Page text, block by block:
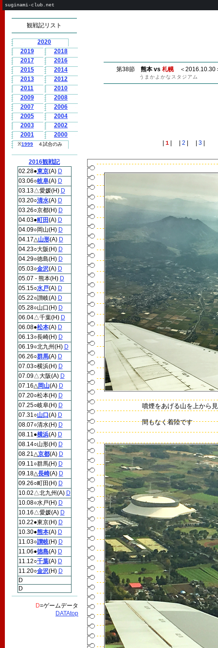
suginami-club.net
観戦記リスト
2020
2019
2018
2017
2016
2015
2014
2013
2012
2011
2010
2009
2008
2007
2006
2005
2004
2003
2002
2001
2000
※1999 ４試合のみ
2016観戦記
02.28●東京(A) D
03.06○岐阜(A) D
03.13△愛媛(H) D
03.20○清水(A) D
03.26○京都(H) D
04.03●町田(A) D
04.09○岡山(H) D
04.17△山形(A) D
04.23○大阪(H) D
04.29○徳島(H) D
05.03○金沢(A) D
05.07 - 熊本(H) D
05.15○水戸(A) D
05.22○讃岐(A) D
05.28○山口(H) D
06.04△千葉(H) D
06.08●松本(A) D
06.13○長崎(H) D
06.19○北九州(H) D
06.26○群馬(A) D
07.03○横浜(H) D
07.09△大阪(A) D
07.16△岡山(A) D
07.20○松本(H) D
07.25○岐阜(H) D
07.31○山口 (A) D
08.07○清水(H) D
08.11●横浜(A) D
08.14○山形(H) D
08.21△京都(A) D
09.11○群馬(H) D
09.18△長崎(A) D
09.26○町田(H) D
10.02△北九州(A) D
10.08○水戸(H) D
10.16△愛媛(A) D
10.22●東京(H) D
10.30●熊本(A) D
11.03○讃岐(H) D
11.06●徳島(A) D
11.12○千葉(A) D
11.20○金沢(H) D
D
D
D=ゲームデータ
DATAtop
第38節 熊本 vs 札幌＜2016.10.30
うまかよかなスタジアム
1 2 3
噴煙をあげる山を上から
間もなく着陸です